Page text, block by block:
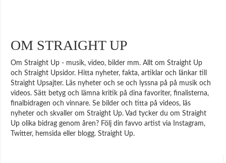
OM STRAIGHT UP
Om Straight Up - musik, video, bilder mm. Allt om Straight Up
och Straight Upsidor. Hitta nyheter, fakta, artiklar och länkar till
Straight Upsajter. Läs nyheter och se och lyssna på på musik och
videos. Sätt betyg och lämna kritik på dina favoriter, finalisterna,
finalbidragen och vinnare. Se bilder och titta på videos, läs
nyheter och skvaller om Straight Up. Vad tycker du om Straight
Up olika bidrag genom åren? Följ din favvo artist via Instagram,
Twitter, hemsida eller blogg. Straight Up.